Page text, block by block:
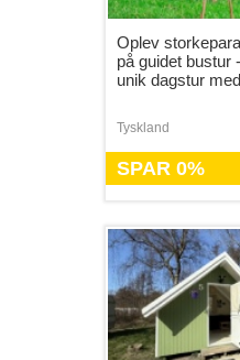
Oplev
på guidet bustur
unik dagstur
Tyskland
SPAR 0%